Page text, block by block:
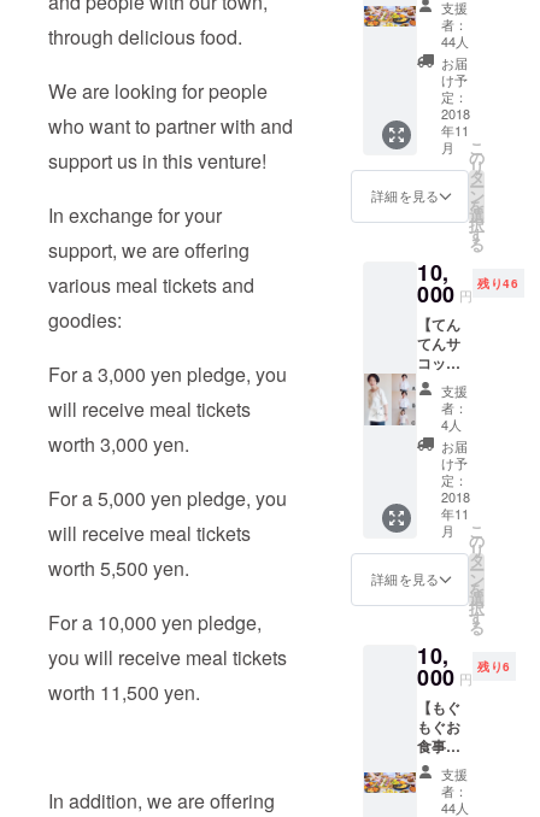
through delicious food.
We are looking for people
who want to partner with and
support us in this venture!
In exchange for your
support, we are offering
various meal tickets and
goodies:
For a 3,000 yen pledge, you
will receive meal tickets
worth 3,000 yen.
For a 5,000 yen pledge, you
will receive meal tickets
worth 5,500 yen.
For a 10,000 yen pledge,
you will receive meal tickets
worth 11,500 yen.
In addition, we are offering
セージ
にてコ
メント
を下さ
い。 ②
てん
ちゃん
ステッ
カー を
お届け
順次発
送予定
です。
※グッズ
は一部
仕様変
更とな
る場合
がござ
いま
す。
ス
5,500円
分】 ①
お食事
券
5,500円
分 ・て
んと点
でお好
きな
お弁
当・定
惣菜
に記載
の金額
分お使
い頂け
るお食
事券で
す。 ・
使用期
限はあ
りませ
ん。 ②
てん
ちゃん
ステッ
カー を
お届け
降順次
発送予
定で
す。
支援
者：
44人
お届
け予
定：
2018
年11
月
詳細を見る
こ
の
リ
タ
ー
ン
を
選
択
す
る
10,
000 円
残り46
【てん
てんサ
コッ
シュ
バッグ
とＴ
シャツ
コー
ス】 ①
サコッ
シュ
バッグ
②Tシャ
ツ ・
A・B・
Cの中か
きなデ
ザイン
とサイ
ズ〈本
文参
照〉を
メッ
セージ
にてコ
支援
者：
4人
お届
け予
定：
2018
年11
月
詳細を見る
こ
の
リ
タ
ー
ン
を
選
択
す
る
10,
000 円
残り6
【もぐ
もぐお
食事券
コー
ス
11,500
支援
者：
44人